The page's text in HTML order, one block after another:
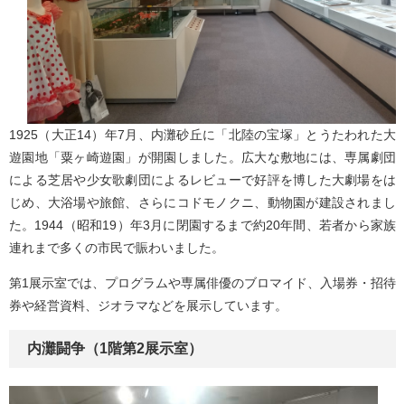
1925（大正14）年7月、内灘砂丘に「北陸の宝塚」とうたわれた大
遊園地「粟ヶ崎遊園」が開園しました。広大な敷地には、専属劇団
による芝居や少女歌劇団によるレビューで好評を博した大劇場をは
じめ、大浴場や旅館、さらにコドモノクニ、動物園が建設されまし
た。1944（昭和19）年3月に閉園するまで約20年間、若者から家族
連れまで多くの市民で賑わいました。
第1展示室では、プログラムや専属俳優のブロマイド、入場券・招待
券や経営資料、ジオラマなどを展示しています。
内灘闘争（1階第2展示室）